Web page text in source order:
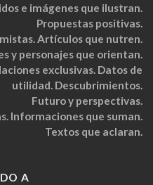
e imágenes que ilustran.
Propuestas positivas.
Artículos que nutren.
y personajes que orientan.
exclusivas. Datos de
utilidad. Descubrimientos.
Futuro y perspectivas.
Informaciones que suman.
Textos que aclaran.
A